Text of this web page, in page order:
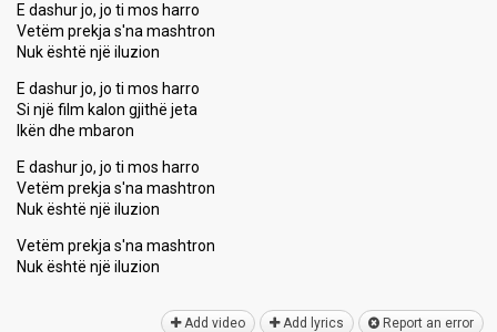
E dashur jo, jo ti mos harro
Vetëm prekja s'na mashtron
Nuk është një iluzion
E dashur jo, jo ti mos harro
Si një film kalon gjithë jeta
Ikën dhe mbaron
E dashur jo, jo ti mos harro
Vetëm prekja s'na mashtron
Nuk është një iluzion
Vetëm prekja s'na mаshtron
Nuk ëѕhtë një iluzion
Add video Add lyrics Report an error